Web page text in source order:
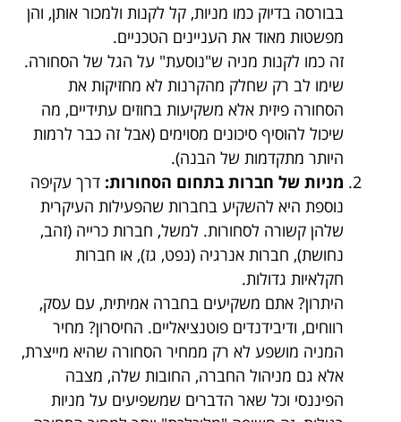
בבורסה בדיוק כמו מניות, קל לקנות ולמכור אותן, והן
מפשטות מאוד את העניינים הטכניים.
זה כמו לקנות מניה ש"נוסעת" על הגל של הסחורה.
שימו לב רק שחלק מהקרנות לא מחזיקות את
הסחורה פיזית אלא משקיעות בחוזים עתידיים, מה
שיכול להוסיף סיכונים מסוימים (אבל זה כבר לרמות
היותר מתקדמות של הבנה).
מניות של חברות בתחום הסחורות: דרך עקיפה
נוספת היא להשקיע בחברות שהפעילות העיקרית
שלהן קשורה לסחורות. למשל, חברות כרייה (זהב,
נחושת), חברות אנרגיה (נפט, גז), או חברות
חקלאיות גדולות.
היתרון? אתם משקיעים בחברה אמיתית, עם עסק,
רווחים, ודיבידנדים פוטנציאליים. החיסרון? מחיר
המניה מושפע לא רק ממחיר הסחורה שהיא מייצרת,
אלא גם מניהול החברה, החובות שלה, מצבה
הפיננסי וכל שאר הדברים שמשפיעים על מניות